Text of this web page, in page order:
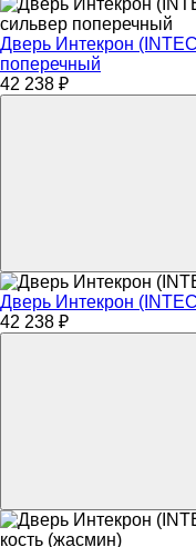
Дверь Интекрон
поперечный
42 238 ₽
Дверь Интекрон
42 238 ₽